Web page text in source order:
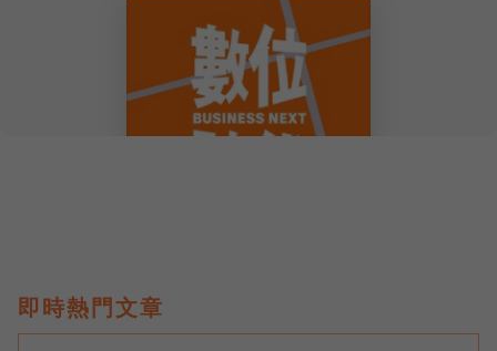
即時熱門文章